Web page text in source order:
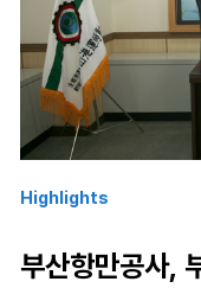
Highlights
부산항만공사,